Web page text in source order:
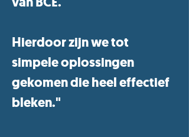
Hierdoor zijn we tot
simpele oplossingen
gekomen die heel effectief
bleken."